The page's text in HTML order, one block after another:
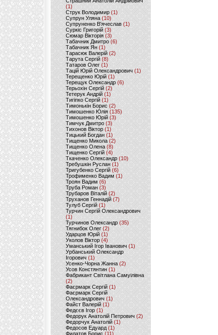
(1)
Струк Володимир (1)
Супрун Уляна (10)
Супруненко В'ячеслав (1)
Суркіс Григорій (3)
Сюмар Вікторія (3)
Табачник Дмитро (6)
Табачник Ян(1)
Тарасюк Валерій (2)
Тарута Сергій (8)
Татаров Олег(1)
Тацій Юрій Олександрович(1)
Терещенко Юрій(1)
Терещук Олександр(6)
Терьохін Сергій (2)
Тетерук Андрій (1)
Тигіпко Сергій(1)
Тимонькін Борис (2)
Тимошенко Юлія (135)
Тимошенко Юрій(3)
Тимчук Дмитро (3)
Тихонов Віктор (1)
Тицький Богдан (1)
Тищенко Микола (2)
Тищенко Олена (8)
Тищенко Сергій (4)
Ткаченко Олександр (10)
Требушкін Руслан (1)
Тригубенко Сергій(6)
Трофименко Вадим (1)
Троян Вадим (6)
Труба Роман(3)
Трубаров Віталій (2)
Труханов Геннадій (7)
Тулуб Сергій(1)
Турчин Сергій Олександрович
(1)
Турчинов Олександр(35)
Тягнибок Олег (2)
Ударцов Юрій (1)
Уколов Віктор(4)
Уманський Ігор Іванович(1)
Урбанський Олександр
Ігорович (1)
Усенко-Чорна Жанна (2)
Усов Констянтин(1)
Фабрикант Світлана Самуілівна
(2)
Фаєрмарк Сергій(1)
Фаєрмарк Сергій
Олександрович (1)
Файст Валерій(1)
Федєєв Ігор (1)
Федорук Анатолій Петрович (2)
Федорчук Анатолій (1)
Федосов Едуард (1)
Филатов Борис (11)